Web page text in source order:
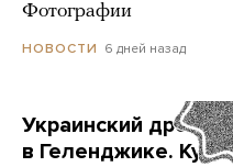
Фотографии
НОВОСТИ 6 дней назад
Украинский дрон
в Геленджике. Куда